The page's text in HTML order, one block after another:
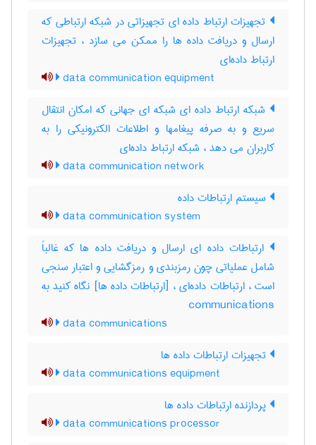
تجهیزات ارتباط داده ای تجهیزاتی در شبکه ارتباطی که
ارسال و دریافت داده ها را ممکن می سازد ، تجهیزات
ارتباط داده‌ای
data communication equipment
شبکه ارتباط داده ای شبکه ای جهانی که امکان انتقال
سریع و به صرفه پیغامها و اطلاعات الکترونیکی را به
کاربران می دهد ، شبکه ارتباط داده‌ای
data communication network
سیستم ارتباطات داده
data communication system
ارتباطات داده ای ارسال و دریافت داده ها که غالباً
شامل عملیاتی چون رمزبندی و رمزگشایی و اعتبار سنجی
است ، ارتباطات داده‌ای ، [ارتباطات داده ها] نگاه کنید به
‎ communications
data communications
تجهیزات ارتباطات داده ها
data communications equipment
پردازنده ارتباطات داده ها
data communications processor